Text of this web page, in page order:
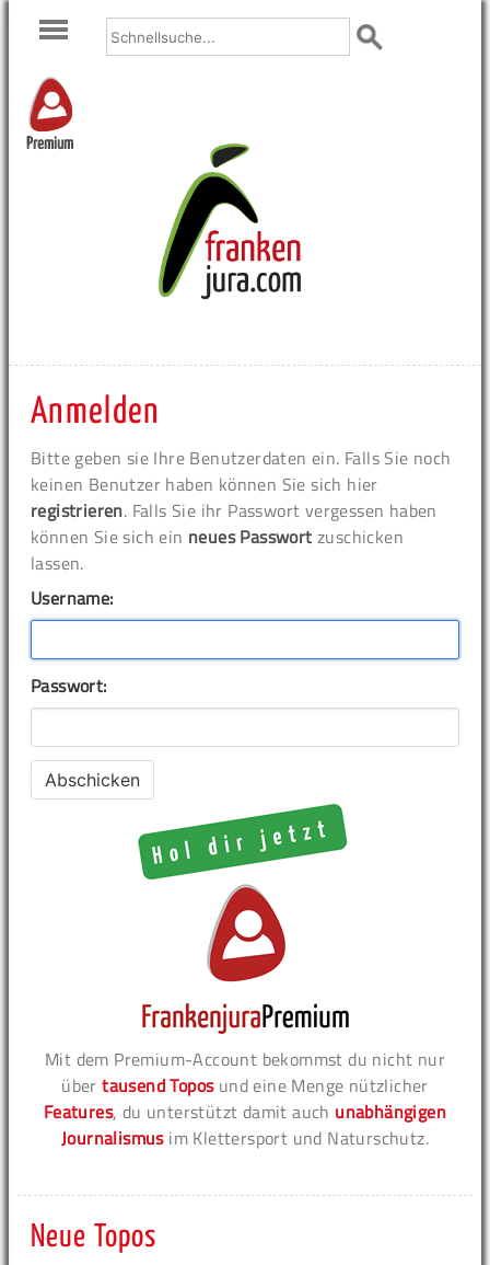
Premium
Anmelden
Bitte geben sie Ihre Benutzerdaten ein. Falls Sie noch
keinen Benutzer haben können Sie sich hier
registrieren. Falls Sie ihr Passwort vergessen haben
können Sie sich ein neues Passwort zuschicken
lassen.
Username:
Passwort:
Mit dem Premium-Account bekommst du nicht nur
übertausend Toposund eine Menge nützlicher
Features, du unterstützt damit auch unabhängigen
Journalismusim Klettersport und Naturschutz.
Neue Topos